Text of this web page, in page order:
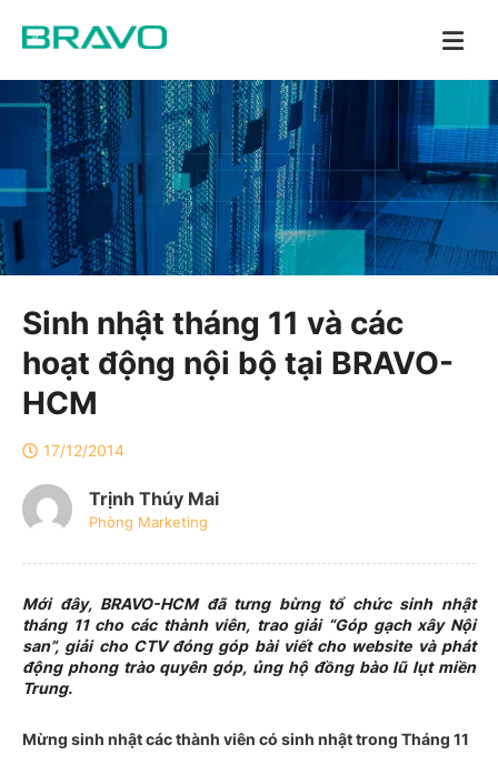
Sinh nhật tháng 11 và các
hoạt động nội bộ tại BRAVO-
HCM
17/12/2014
Trịnh Thúy Mai
Phòng Marketing
Mới đây, BRAVO-HCM đã tưng bừng tổ chức sinh nhật
tháng 11 cho các thành viên, trao giải “Góp gạch xây Nội
san”, giải cho CTV đóng góp bài viết cho website và phát
động phong trào quyên góp, ủng hộ đồng bào lũ lụt miền
Trung.
Mừng sinh nhật các thành viên có sinh nhật trong Tháng 11